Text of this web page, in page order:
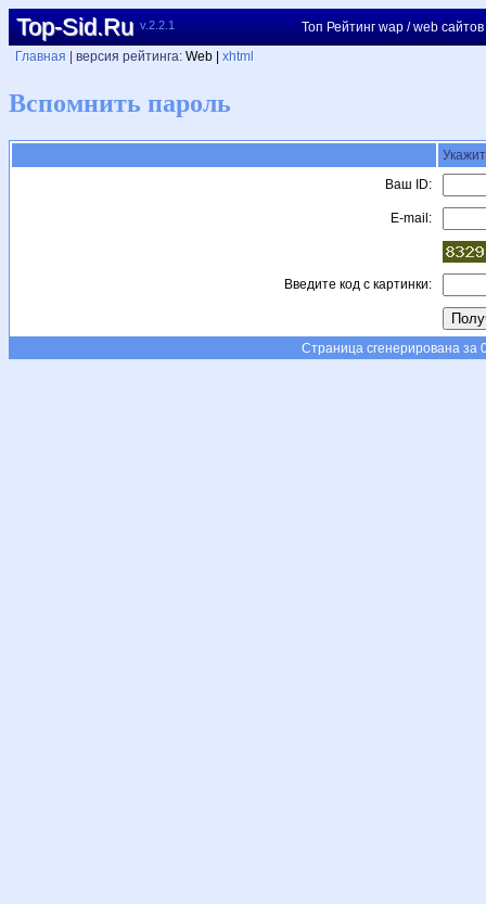
Top-Sid.Ru v.2.2.1
Топ Рейтинг wap / web сайтов
Главная
| версия рейтинга: Web | xhtml
Вспомнить пароль
Ваш ID:
E-mail:
Введите код с картинки:
Страница сгенерирована за